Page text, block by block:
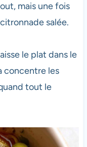
mais une fois
salée.
le plat dans le
concentre les
tout le